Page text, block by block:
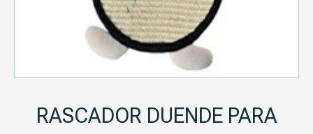
RASCADOR DUENDE PARA